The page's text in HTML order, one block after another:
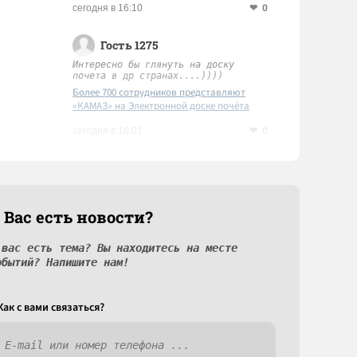
сегодня в 16:10 0
Гость 1275
Интересно бы глянуть на доску
почета в др странах....))))
Более 700 сотрудников представляют
«КАМАЗ» на Электронной доске почёта
есть новости?
есть тема? Вы находитесь на месте
Напишите нам!
c вами связаться?